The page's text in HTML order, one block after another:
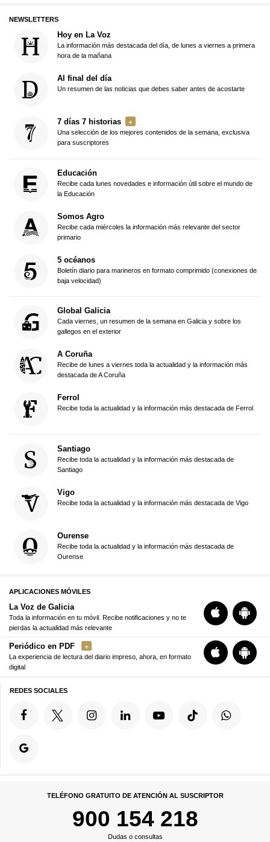
NEWSLETTERS
Hoy en La Voz
La información más destacada del día, de lunes a viernes a primera
hora de la mañana
Al final del día
Un resumen de las noticias que debes saber antes de acostarte
7 días 7 historias
Una selección de los mejores contenidos de la semana, exclusiva
para suscriptores
Educación
Recibe cada lunes novedades e información útil sobre el mundo de
la Educación
Somos Agro
Recibe cada miércoles la información más relevante del sector
primario
5 océanos
Boletín diario para marineros en formato comprimido (conexiones de
baja velocidad)
Global Galicia
Cada viernes, un resumen de la semana en Galicia y sobre los
gallegos en el exterior
A Coruña
Recibe de lunes a viernes toda la actualidad y la información más
destacada de A Coruña
Ferrol
Recibe toda la actualidad y la información más destacada de Ferrol
Santiago
Recibe toda la actualidad y la información más destacada de
Santiago
Vigo
Recibe toda la actualidad y la información más destacada de Vigo
Ourense
Recibe toda la actualidad y la información más destacada de
Ourense
APLICACIONES MÓVILES
La Voz de Galicia
Toda la información en tu móvil. Recibe notificaciones y no te
pierdas la actualidad más relevante
Periódico en PDF
La experiencia de lectura del diario impreso, ahora, en formato
digital
REDES SOCIALES
TELÉFONO GRATUITO DE ATENCIÓN AL SUSCRIPTOR
900 154 218
Dudas o consultas